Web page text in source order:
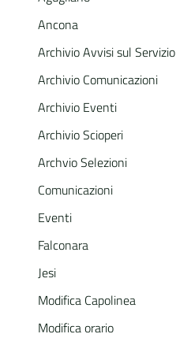
Ancona
Archivio Avvisi sul Servizio
Archivio Comunicazioni
Archivio Eventi
Archivio Scioperi
Archvio Selezioni
Comunicazioni
Eventi
Falconara
Jesi
Modifica Capolinea
Modifica orario